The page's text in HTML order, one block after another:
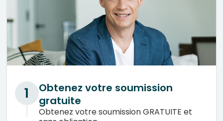
1
Obtenez votre soumission
gratuite
Obtenez votre soumission GRATUITE et